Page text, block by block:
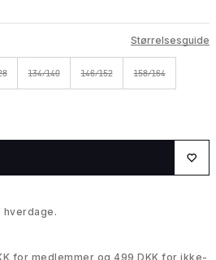
Størrelsesguide
134/140 146/152 158/164
hverdage.
for medlemmer og 499 DKK for ikke-